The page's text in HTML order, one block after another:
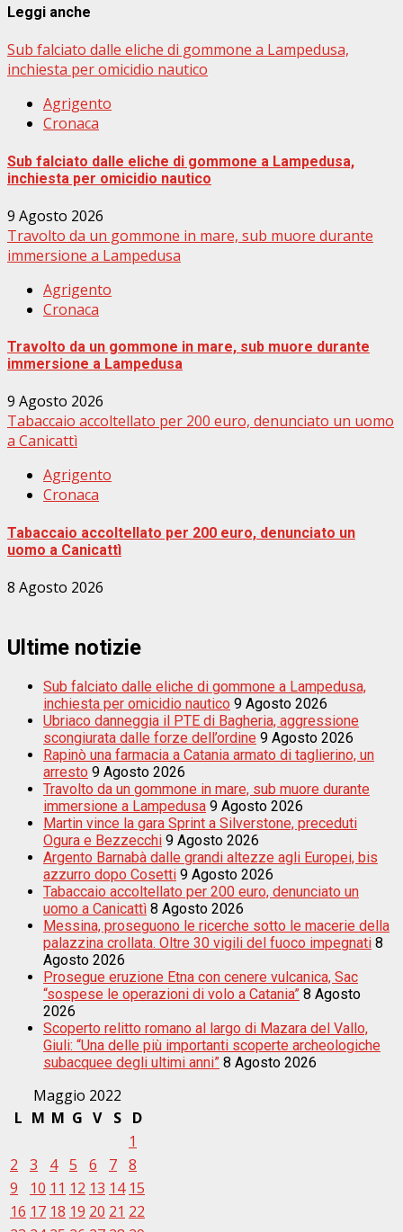
Leggi anche
Sub falciato dalle eliche di gommone a Lampedusa,
inchiesta per omicidio nautico
Agrigento
Cronaca
Sub falciato dalle eliche di gommone a Lampedusa,
inchiesta per omicidio nautico
9 Agosto 2026
Travolto da un gommone in mare, sub muore durante
immersione a Lampedusa
Agrigento
Cronaca
Travolto da un gommone in mare, sub muore durante
immersione a Lampedusa
9 Agosto 2026
Tabaccaio accoltellato per 200 euro, denunciato un uomo
a Canicattì
Agrigento
Cronaca
Tabaccaio accoltellato per 200 euro, denunciato un
uomo a Canicattì
8 Agosto 2026
Ultime notizie
Sub falciato dalle eliche di gommone a Lampedusa,
inchiesta per omicidio nautico 9 Agosto 2026
Ubriaco danneggia il PTE di Bagheria, aggressione
scongiurata dalle forze dell’ordine 9 Agosto 2026
Rapinò una farmacia a Catania armato di taglierino, un
arresto 9 Agosto 2026
Travolto da un gommone in mare, sub muore durante
immersione a Lampedusa 9 Agosto 2026
Martin vince la gara Sprint a Silverstone, preceduti
Ogura e Bezzecchi 9 Agosto 2026
Argento Barnabà dalle grandi altezze agli Europei, bis
azzurro dopo Cosetti 9 Agosto 2026
Tabaccaio accoltellato per 200 euro, denunciato un
uomo a Canicattì 8 Agosto 2026
Messina, proseguono le ricerche sotto le macerie della
palazzina crollata. Oltre 30 vigili del fuoco impegnati 8
Agosto 2026
Prosegue eruzione Etna con cenere vulcanica, Sac
“sospese le operazioni di volo a Catania” 8 Agosto
2026
Scoperto relitto romano al largo di Mazara del Vallo,
Giuli: “Una delle più importanti scoperte archeologiche
subacquee degli ultimi anni” 8 Agosto 2026
Maggio 2022
L M M G V S
D
1
2
3 4 5 6 7 8
9
10 11 12 13 14 15
16 17 18 19 20 21 22